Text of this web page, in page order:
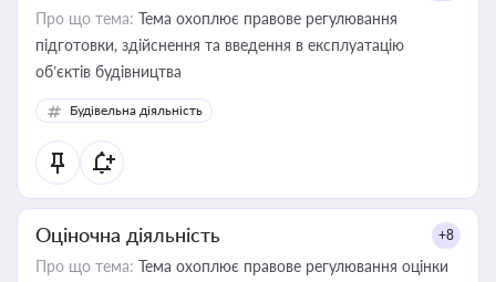
Про що тема: Тема охоплює правове регулювання
підготовки, здійснення та введення в експлуатацію
об’єктів будівництва
Будівельна діяльність
Оціночна діяльність +8
Про що тема: Тема охоплює правове регулювання оцінки